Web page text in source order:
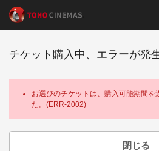
チケット購入中、エラーが発
お選びのチケットは、購入可能期間を
た。(ERR-2002)
閉じる